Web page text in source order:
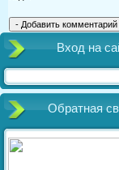
Вход на
Обратная